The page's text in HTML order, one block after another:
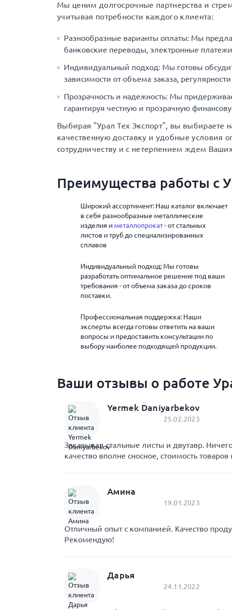
Мы ценим долгосрочные партнерства и
учитывая потребности каждого клиента:
Разнообразные варианты оплаты: Мы
банковские переводы, электронные
Индивидуальный подход: Мы готовы
зависимости от объема заказа,
Прозрачность и надежность: Мы
гарантируя честную и прозрачную
Выбирая "Урал Тех Экспорт", вы выбираете
качественную доставку и удобные условия
сотрудничеству и с нетерпением ждем
Преимущества работы с
Широкий ассортимент: Наш каталог включает
в себя разнообразные металлические
изделия и металлопрокат- от стальных
листов и труб до специализированных
сплавов
Индивидуальный подход: Мы готовы
разработать оптимальное решение под ваши
требования - от объема заказа до сроков
поставки.
Профессиональная поддержка: Наши
эксперты всегда готовы ответить на ваши
вопросы и предоставить консультации по
выбору наиболее подходящей продукции.
Ваши отзывы о работе
Yermek Daniyarbekov
25.02.2023
Заказывал стальные листы и двутавр.
качество вполне сносное, стоимость
Амина
19.01.2023
Отличный опыт с компанией. Качество
Рекомендую!
Дарья
24.11.2022